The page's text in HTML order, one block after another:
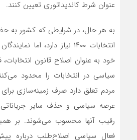
عنوان شرط کاندیداتوری تعیین کنند.
به هر حال، در شرایطی که کشور به
انتخابات ۱۴۰۰ نیاز دارد، اما
خود به عنوان اصلاح قانون
سیاسی در انتخابات را محدود
مردم تعلق دارد صرف زمینه‌سازی
عرصه سیاسی و حذف سایر
رقيب آنها محسوب مي‌شوند. بر